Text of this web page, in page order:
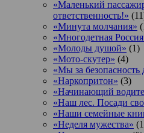
«Маленький
ответственность!»
«Минута молчания»
«Многодетная
«Молоды душой» (1)
«Мото-скутер» (4)
«Мы за
«Наркопритон» (3)
«Начинающий
«Наш лес. Посади
«Наши семейные
«Неделя мужества»